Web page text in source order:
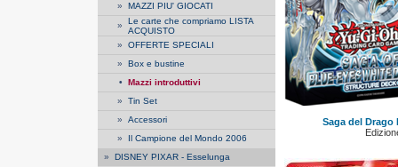
» MAZZI PIU' GIOCATI
» Le carte che compriamo LISTA
ACQUISTO
» OFFERTE SPECIALI
» Box e bustine
•
Mazzi introduttivi
» Tin Set
» Accessori
» Il Campione del Mondo 2006
» DISNEY PIXAR - Esselunga
Saga del